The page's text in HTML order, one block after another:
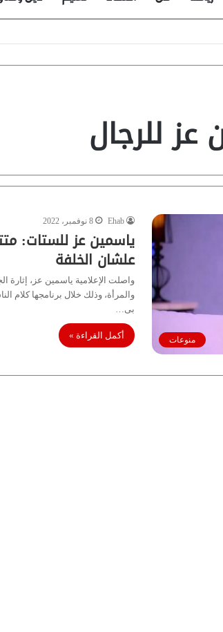
للرجال
منوعات
Ehab 8 نوفمبر، 2022
ياسمين عز للستات:
علشان الخلفة
واصلت الإعلامية ياسمين عز، إثارة
والمرأة، وذلك خلال برنامجها كلام
بى…
أكمل القراءة »